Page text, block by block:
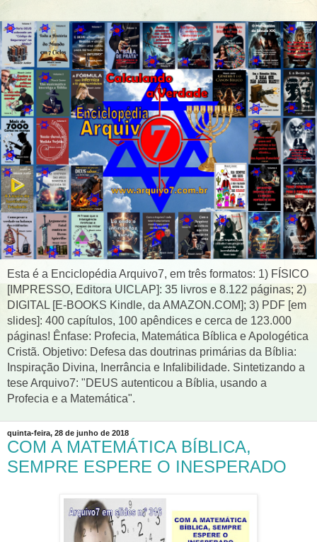
Esta é a Enciclopédia Arquivo7, em três formatos: 1) FÍSICO
[IMPRESSO, Editora UICLAP]: 35 livros e 8.122 páginas; 2)
DIGITAL [E-BOOKS Kindle, da AMAZON.COM]; 3) PDF [em
slides]: 400 capítulos, 100 apêndices e cerca de 123.000
páginas! Ênfase: Profecia, Matemática Bíblica e Apologética
Cristã. Objetivo: Defesa das doutrinas primárias da Bíblia:
Inspiração Divina, Inerrância e Infalibilidade. Sintetizando a
tese Arquivo7: "DEUS autenticou a Bíblia, usando a
Profecia e a Matemática".
quinta-feira, 28 de junho de 2018
COM A MATEMÁTICA BÍBLICA,
SEMPRE ESPERE O INESPERADO